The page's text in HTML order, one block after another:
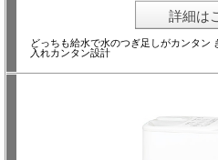
詳細は
どっちも給水で水のつぎ足しがカンタン
入れカンタン設計